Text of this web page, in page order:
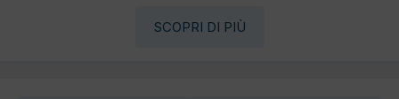
SCOPRI DI PIÙ